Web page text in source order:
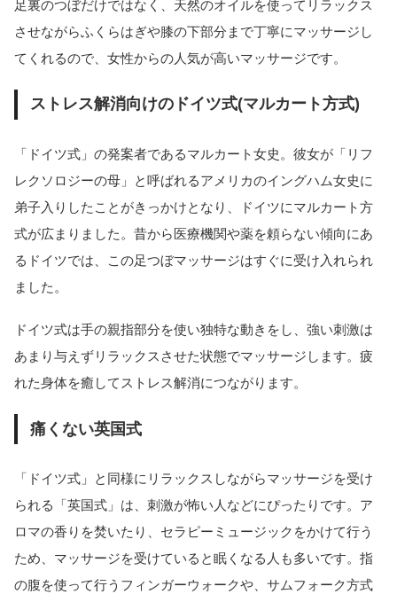
足裏のつぼだけではなく、天然のオイルを使ってリラックス
させながらふくらはぎや膝の下部分まで丁寧にマッサージし
てくれるので、女性からの人気が高いマッサージです。
ストレス解消向けのドイツ式(マルカート方式)
「ドイツ式」の発案者であるマルカート女史。彼女が「リフ
レクソロジーの母」と呼ばれるアメリカのイングハム女史に
弟子入りしたことがきっかけとなり、ドイツにマルカート方
式が広まりました。昔から医療機関や薬を頼らない傾向にあ
るドイツでは、この足つぼマッサージはすぐに受け入れられ
ました。
ドイツ式は手の親指部分を使い独特な動きをし、強い刺激は
あまり与えずリラックスさせた状態でマッサージします。疲
れた身体を癒してストレス解消につながります。
痛くない英国式
「ドイツ式」と同様にリラックスしながらマッサージを受け
られる「英国式」は、刺激が怖い人などにぴったりです。ア
ロマの香りを焚いたり、セラピーミュージックをかけて行う
ため、マッサージを受けていると眠くなる人も多いです。指
の腹を使って行うフィンガーウォークや、サムフォーク方式